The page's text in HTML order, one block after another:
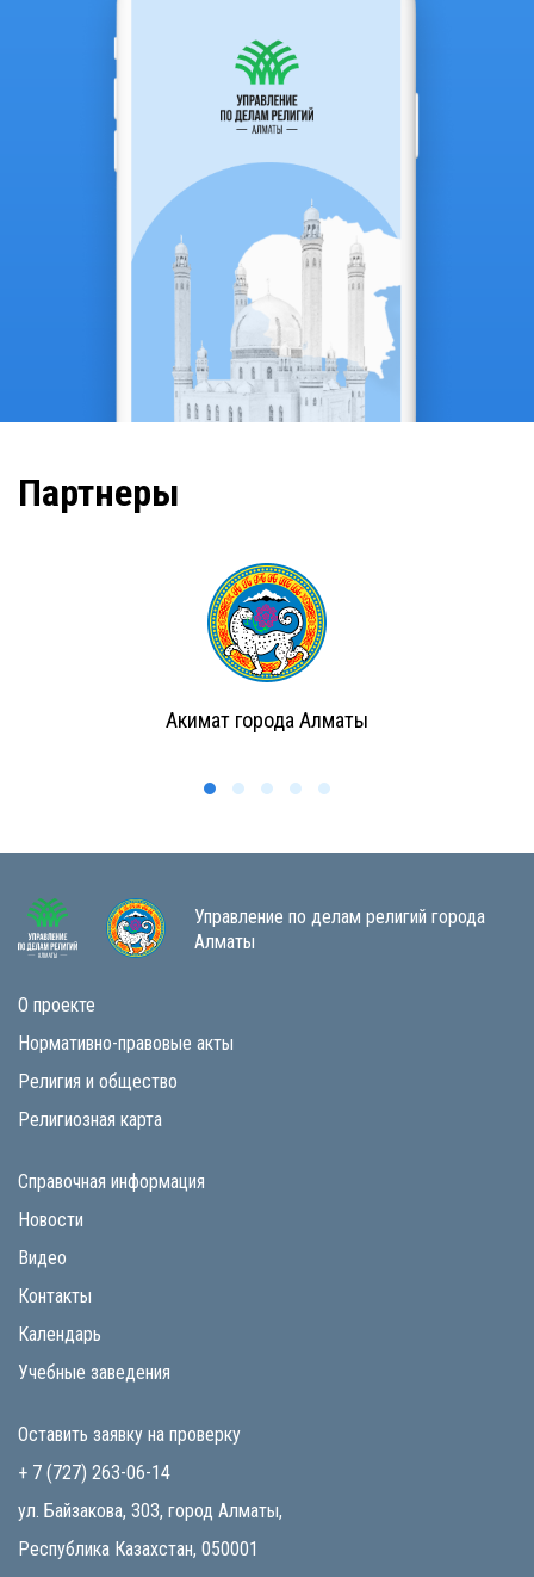
Партнеры
Акимат города Алматы
Управление по делам религий города
Алматы
О проекте
Нормативно-правовые акты
Религия и общество
Религиозная карта
Справочная информация
Новости
Видео
Контакты
Календарь
Учебные заведения
Оставить заявку на проверку
+ 7 (727) 263-06-14
ул. Байзакова, 303, город Алматы,
Республика Казахстан, 050001